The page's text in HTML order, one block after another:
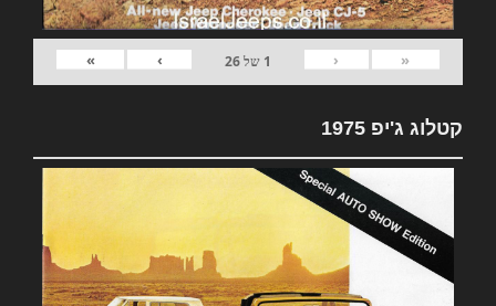
«
‹
1 של26
›
»
קטלוג ג'יפ 1975